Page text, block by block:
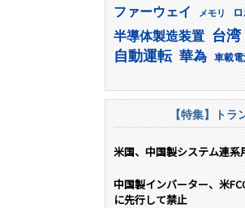
ファーウェイ メモリ
半導体製造装置 台湾
自動運転 華為 車載
【特集】ト
米国、中国製システム連
中国製インバーター、米
に先行して禁止